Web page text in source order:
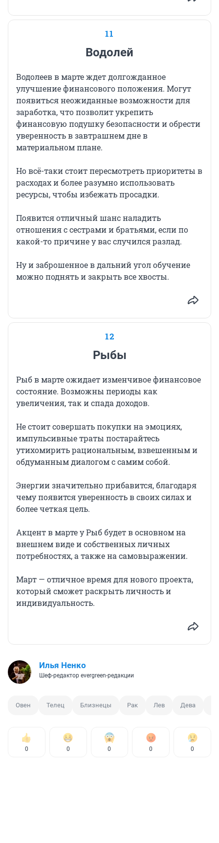
11
Водолей
Водолеев в марте ждет долгожданное
улучшение финансового положения. Могут
появиться неожиданные возможности для
заработка, что позволит укрепить
финансовую подушку безопасности и обрести
уверенность в завтрашнем дне в
материальном плане.
Но всё-таки стоит пересмотреть приоритеты в
расходах и более разумно использовать
ресурсы, чтобы избежать просадки.
Появится отличный шанс наладить
отношения с сестрами и братьями, если по
какой-то причине у вас случился разлад.
Ну и заброшенное в дальний угол обучение
можно поднять и закрыть все хвосты.
12
Рыбы
Рыб в марте ожидает изменчивое финансовое
состояние. Возможны периоды как
увеличения, так и спада доходов.
Не стоит совершать покупки на эмоциях,
импульсивные траты постарайтесь
утихомирить рациональным, взвешенным и
обдуманным диалогом с самим собой.
Энергии значительно прибавится, благодаря
чему появится уверенность в своих силах и
более четкая цель.
Акцент в марте у Рыб будет в основном на
внешнем виде и собственных личных
потребностях, а также на самовыражении.
Март — отличное время для нового проекта,
который сможет раскрыть личность и
индивидуальность.
Илья Ненко
Шеф-редактор evergreen-редакции
Овен Телец Близнецы Рак Лев Дева
0 0 0 0 0